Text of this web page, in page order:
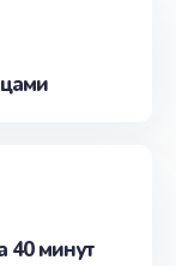
40 минут